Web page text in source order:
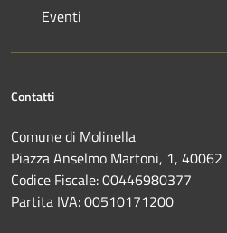
Eventi
Contatti
Comune di Molinella
Piazza Anselmo Martoni, 1, 40062
Codice Fiscale: 00446980377
Partita IVA: 00510171200